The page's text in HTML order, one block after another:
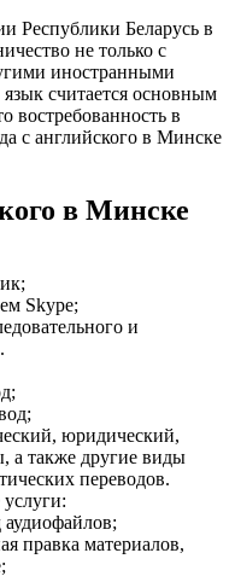
Республики Беларусь в
не только с
иностранными
считается основным
востребованность в
с английского в Минске
в Минске
Skype;
и
юридический,
а также другие виды
переводов.
аудиофайлов;
правка материалов,